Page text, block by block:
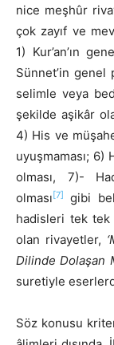
nice meşhûr
çok zayıf ve
1) Kur’an’ın
Sünnet’in genel
selimle veya
şekilde aşikâr
4) His ve
uyuşmaması;
olması, 7)-
olması[7]
gibi
hadisleri tek tek
olan rivayetler,
Dilinde Dolaşan
suretiyle
Söz konusu